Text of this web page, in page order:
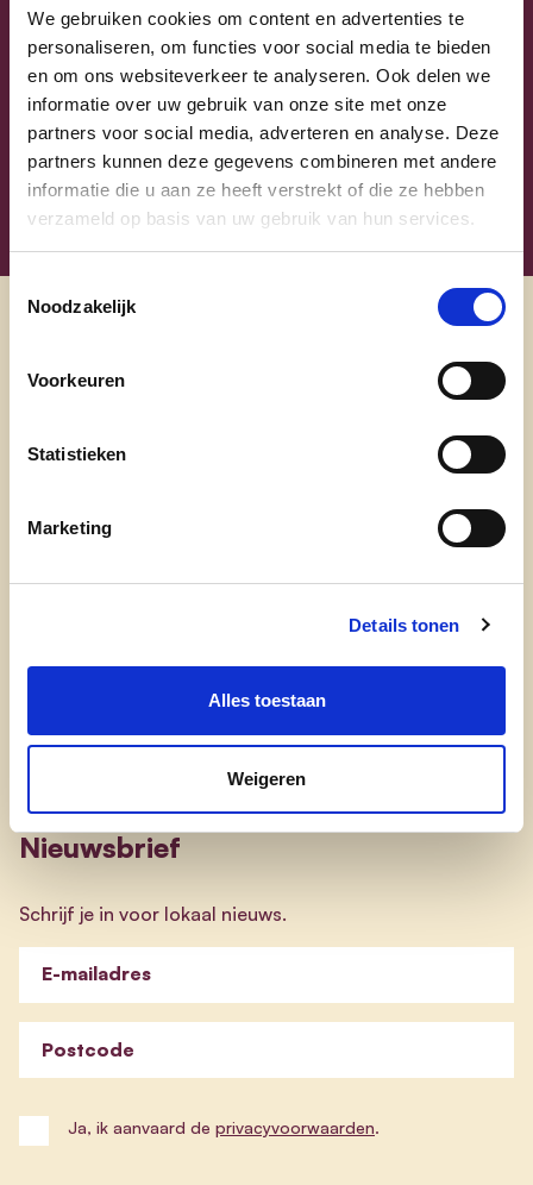
We gebruiken cookies om content en advertenties te
personaliseren, om functies voor social media te bieden
en om ons websiteverkeer te analyseren. Ook delen we
informatie over uw gebruik van onze site met onze
partners voor social media, adverteren en analyse. Deze
partners kunnen deze gegevens combineren met andere
informatie die u aan ze heeft verstrekt of die ze hebben
verzameld op basis van uw gebruik van hun services.
Toestemmingsselectie
Noodzakelijk
Voorkeuren
Statistieken
Marketing
Details tonen
Alles toestaan
Weigeren
Jean de Bethune
Gedeputeerde
View Jean de Bethune's profile
west vlaanderen
onze partij
onze afdelingen
contact
Nieuwsbrief
Schrijf je in voor lokaal nieuws.
E-mailadres
Postcode
Ja, ik aanvaard de privacyvoorwaarden.